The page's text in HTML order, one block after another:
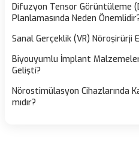
Difuzyon Tensor Görüntüleme
Planlamasında Neden
Sanal Gerçeklik (VR) Nöroşirürji
Biyouyumlu İmplant
Gelişti?
Nörostimülasyon Cihazlarında
mıdır?